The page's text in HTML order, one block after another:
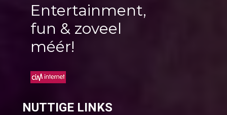
Entertainment,
fun & zoveel
méér!
NUTTIGE LINKS